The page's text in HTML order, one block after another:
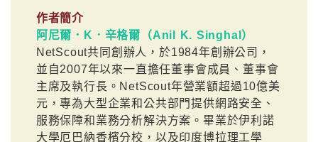
作者簡介
阿尼爾．K．辛格爾（Anil K. Singhal）
NetScout共同創辦人，於1984年創辦公司，
並自2007年以來一直擔任董事會成員、董事會
主席及執行長。NetScout年營業額超過10億美
元，專為大型企業和公共部門提供網路安全、
服務保障和業務分析解決方案。畢業於伊利諾
大學厄巴納香檳分校，以及印度博拉理工學